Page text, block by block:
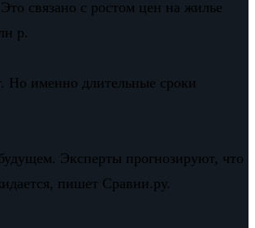
связано с ростом цен на жилье
р.
Но именно длительные сроки
Эксперты прогнозируют, что
пишет Сравни.ру.